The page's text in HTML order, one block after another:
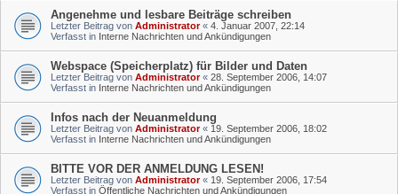
Angenehme und lesbare Beiträge schreiben
Letzter Beitrag von Administrator« 4. Januar 2007, 22:14
Verfasst in Interne Nachrichten und Ankündigungen
Webspace (Speicherplatz) für Bilder und Daten
Letzter Beitrag von Administrator« 28. September 2006, 14:07
Verfasst in Interne Nachrichten und Ankündigungen
Infos nach der Neuanmeldung
Letzter Beitrag von Administrator« 19. September 2006, 18:02
Verfasst in Interne Nachrichten und Ankündigungen
BITTE VOR DER ANMELDUNG LESEN!
Letzter Beitrag von Administrator« 19. September 2006, 17:54
Verfasst in Öffentliche Nachrichten und Ankündigungen